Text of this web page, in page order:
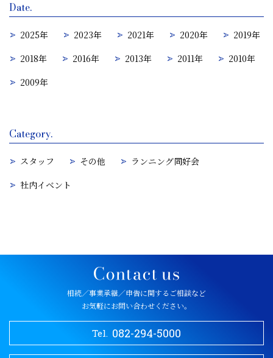
Date.
2025年 2023年 2021年 2020年
2019年
2018年
2016年 2013年 2011年
2010年
2009年
Category.
スタッフ その他
ランニング同好会
社内イベント
相続／事業承継／申告に関するご相談など
お気軽にお問い合わせください。
Tel. 082-294-5000